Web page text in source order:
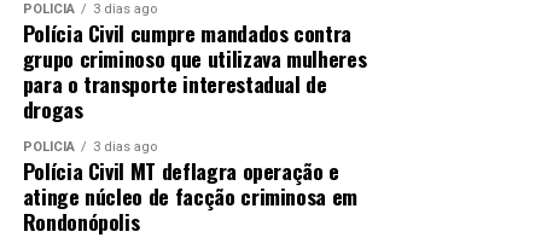
POLÍCIA 3 dias ago
Polícia Civil cumpre mandados contra
grupo criminoso que utilizava mulheres
para o transporte interestadual de
drogas
POLÍCIA 3 dias ago
Polícia Civil MT deflagra operação e
atinge núcleo de facção criminosa em
Rondonópolis